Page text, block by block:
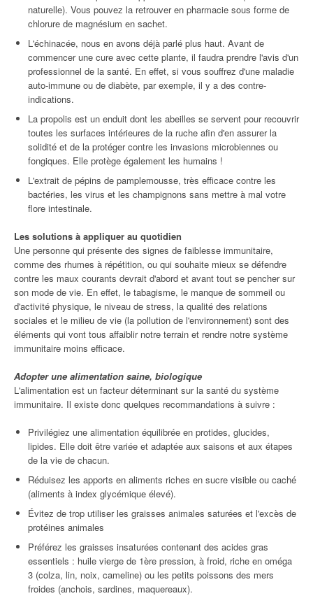
naturelle). Vous pouvez la retrouver en pharmacie sous forme de
chlorure de magnésium en sachet.
L'échinacée, nous en avons déjà parlé plus haut. Avant de
commencer une cure avec cette plante, il faudra prendre l'avis d'un
professionnel de la santé. En effet, si vous souffrez d'une maladie
auto-immune ou de diabète, par exemple, il y a des contre-
indications.
La propolis est un enduit dont les abeilles se servent pour recouvrir
toutes les surfaces intérieures de la ruche afin d'en assurer la
solidité et de la protéger contre les invasions microbiennes ou
fongiques. Elle protège également les humains !
L'extrait de pépins de pamplemousse, très efficace contre les
bactéries, les virus et les champignons sans mettre à mal votre
flore intestinale.
Les solutions à appliquer au quotidien
Une personne qui présente des signes de faiblesse immunitaire,
comme des rhumes à répétition, ou qui souhaite mieux se défendre
contre les maux courants devrait d'abord et avant tout se pencher sur
son mode de vie. En effet, le tabagisme, le manque de sommeil ou
d'activité physique, le niveau de stress, la qualité des relations
sociales et le milieu de vie (la pollution de l'environnement) sont des
éléments qui vont tous affaiblir notre terrain et rendre notre système
immunitaire moins efficace.
Adopter une alimentation saine, biologique
L'alimentation est un facteur déterminant sur la santé du système
immunitaire. Il existe donc quelques recommandations à suivre :
Privilégiez une alimentation équilibrée en protides, glucides,
lipides. Elle doit être variée et adaptée aux saisons et aux étapes
de la vie de chacun.
Réduisez les apports en aliments riches en sucre visible ou caché
(aliments à index glycémique élevé).
Évitez de trop utiliser les graisses animales saturées et l'excès de
protéines animales
Préférez les graisses insaturées contenant des acides gras
essentiels : huile vierge de 1ère pression, à froid, riche en oméga
3 (colza, lin, noix, cameline) ou les petits poissons des mers
froides (anchois, sardines, maquereaux).